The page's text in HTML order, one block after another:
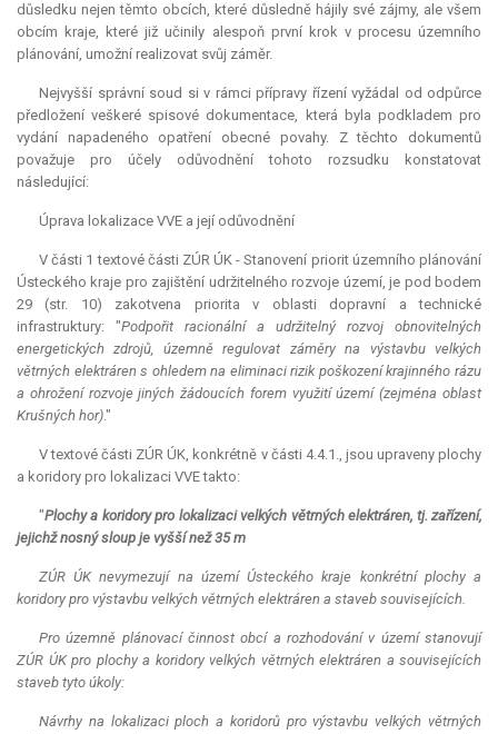
důsledku nejen těmto obcích, které důsledně hájily své zájmy, ale všem
obcím kraje, které již učinily alespoň první krok v procesu územního
plánování, umožní realizovat svůj záměr.
Nejvyšší správní soud si v rámci přípravy řízení vyžádal od odpůrce
předložení veškeré spisové dokumentace, která byla podkladem pro
vydání napadeného opatření obecné povahy. Z těchto dokumentů
považuje pro účely odůvodnění tohoto rozsudku konstatovat
následující:
Úprava lokalizace VVE a její odůvodnění
V části 1 textové části ZÚR ÚK - Stanovení priorit územního plánování
Ústeckého kraje pro zajištění udržitelného rozvoje území, je pod bodem
29 (str. 10) zakotvena priorita v oblasti dopravní a technické
infrastruktury: "Podpořit racionální a udržitelný rozvoj obnovitelných
energetických zdrojů, územně regulovat záměry na výstavbu velkých
větrných elektráren s ohledem na eliminaci rizik poškození krajinného rázu
a ohrožení rozvoje jiných žádoucích forem využití území (zejména oblast
Krušných hor)."
V textové části ZÚR ÚK, konkrétně v části 4.4.1., jsou upraveny plochy
a koridory pro lokalizaci VVE takto:
"Plochy a koridory pro lokalizaci velkých větrných elektráren, tj. zařízení,
jejichž nosný sloup je vyšší než 35 m
ZÚR ÚK nevymezují na území Ústeckého kraje konkrétní plochy a
koridory pro výstavbu velkých větrných elektráren a staveb souvisejících.
Pro územně plánovací činnost obcí a rozhodování v území stanovují
ZÚR ÚK pro plochy a koridory velkých větrných elektráren a souvisejících
staveb tyto úkoly:
Návrhy na lokalizaci ploch a koridorů pro výstavbu velkých větrných